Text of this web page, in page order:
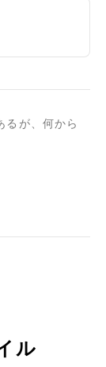
るが、何から
ル